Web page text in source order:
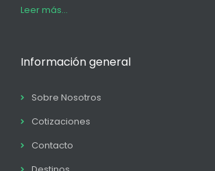
Leer más...
Información general
Sobre Nosotros
Cotizaciones
Contacto